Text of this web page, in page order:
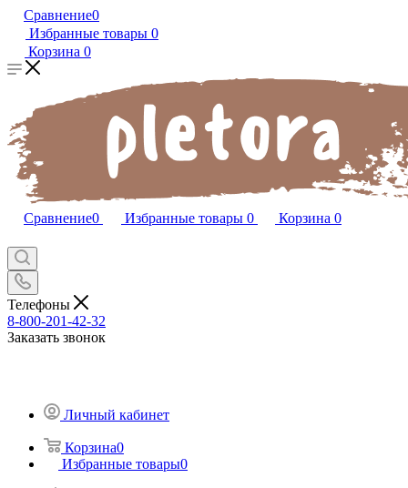
Сравнение0
Избранные товары 0
Корзина 0
Сравнение0 Избранные товары 0 Корзина 0
Телефоны
8-800-201-42-32
Заказать звонок
Личный кабинет
Корзина0
Избранные товары0